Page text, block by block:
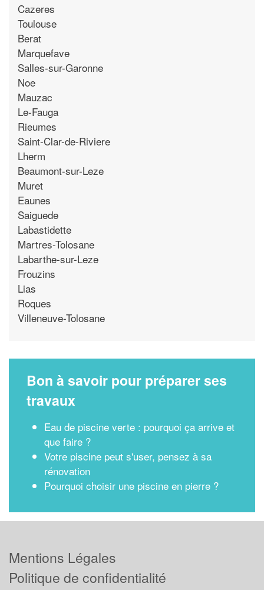
Cazeres
Toulouse
Berat
Marquefave
Salles-sur-Garonne
Noe
Mauzac
Le-Fauga
Rieumes
Saint-Clar-de-Riviere
Lherm
Beaumont-sur-Leze
Muret
Eaunes
Saiguede
Labastidette
Martres-Tolosane
Labarthe-sur-Leze
Frouzins
Lias
Roques
Villeneuve-Tolosane
Bon à savoir pour préparer ses
travaux
Eau de piscine verte : pourquoi ça arrive et
que faire ?
Votre piscine peut s'user, pensez à sa
rénovation
Pourquoi choisir une piscine en pierre ?
Mentions Légales
Politique de confidentialité